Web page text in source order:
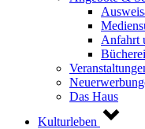
Anfahrt
Das Haus
Kulturleben